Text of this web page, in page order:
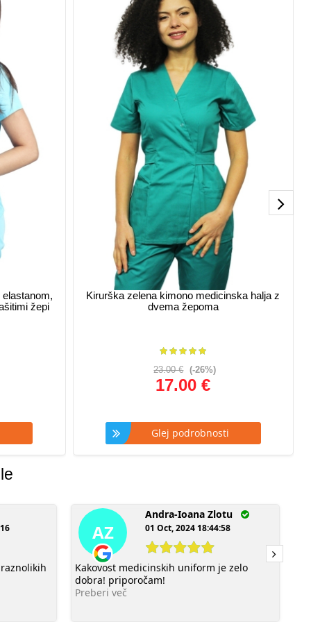
žepi
Kirurška zelena kimono medicinska halja z
dvema žepoma
23.00 € (-26%)
17.00 €
Glej podrobnosti
AZ
Andra-Ioana Zlotu
01 Oct, 2024 18:44:58
Kakovost medicinskih uniform je zelo
dobra! priporočam!
Preberi več